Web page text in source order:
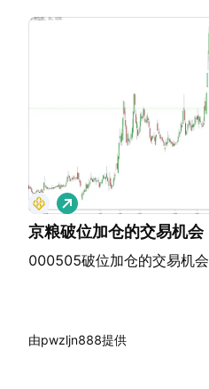
京粮破位加仓的交易机会
000505破位加仓的交易机会
做
多
由pwzljn888提供